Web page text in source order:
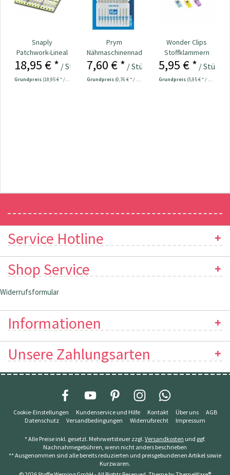
Snaply
Patchwork-Lineal
60 x 15 cm
18,95 € * / Stück
Grundpreis (18,95 € * / 1 Stück)
Prym
Nähmaschinennadeln
130/705
Universal...
7,60 € * / Stück
Grundpreis (0,76 € * / 1 Stück)
Wonder Clips
Stoffklammern
klein - 20 Stück
5,95 € * / Stück
Grundpreis (5,95 € * / 1 Stück)
Service Hotline
Shop Service
Widerrufsformular
Informationen
Unsere Zahlungsarten
Cookie-Einstellungen Kundenservice und Hilfe Kontakt Über uns
AGB
Datenschutz
Versandbedingungen Widerrufsrecht Impressum
* Alle Preise inkl. gesetzl. Mehrwertsteuer zzgl. Versandkosten und ggf.
Nachnahmegebühren, wenn nicht anders beschrieben
** Ausgenommen sind alle bereits reduzierten und preisgebundenen Artikel sowie
Kurzwaren.